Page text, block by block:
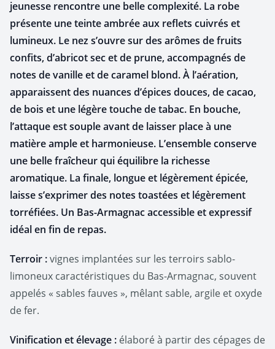
jeunesse rencontre une belle complexité. La robe
présente une teinte ambrée aux reflets cuivrés et
lumineux. Le nez s’ouvre sur des arômes de fruits
confits, d’abricot sec et de prune, accompagnés de
notes de vanille et de caramel blond. À l’aération,
apparaissent des nuances d’épices douces, de cacao,
de bois et une légère touche de tabac. En bouche,
l’attaque est souple avant de laisser place à une
matière ample et harmonieuse. L’ensemble conserve
une belle fraîcheur qui équilibre la richesse
aromatique. La finale, longue et légèrement épicée,
laisse s’exprimer des notes toastées et légèrement
torréfiées. Un Bas-Armagnac accessible et expressif
idéal en fin de repas.
Terroir :vignes implantées sur les terroirs sablo-
limoneux caractéristiques du Bas-Armagnac, souvent
appelés « sables fauves », mêlant sable, argile et oxyde
de fer.
Vinification et élevage : élaboré à partir des cépages de